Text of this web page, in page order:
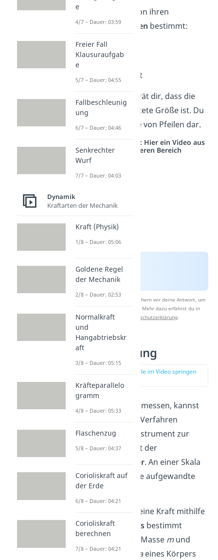
Eine Kraft wird von ihren
dreiEigenschaften bestimmt:
Betrag
Richtung
Angriffspunkt
Die Richtung verrät dir, dass die
Kraft eine gerichtete Größe ist. Du
stellst sie mithilfe von Pfeilen dar.
Studyflix vernetzt: Hier ein Video aus
einem anderen Bereich
Nach Beantwortung speichern wir deine Antwort, um
Studyflix zu verbessern. Mehr dazu erfährst du in
unserer
Datenschutzerklärung.
Kraftmessung
zur Stelle im Video springen
Um eine Kraft zu messen, kannst
du verschiedene Verfahren
anwenden. Ein Instrument zur
Messung Kraft ist der
Federkraftmesser. An einer Skala
kannst du hier die aufgewandte
Kraft ablesen.
Außerdem kann eine Kraft mithilfe
desKraftgesetzesbestimmt
werden. Sind die Masse mund
Beschleunigung
aeines Körpers
e
4/7 – Dauer: 03:59
Freier Fall
Klausuraufgab
e
5/7 – Dauer: 04:55
Fallbeschleunig
ung
6/7 – Dauer: 04:46
Senkrechter
Wurf
7/7 – Dauer: 04:03
Dynamik
Kraftarten der Mechanik
Kraft (Physik)
1/8 – Dauer: 05:06
Goldene Regel
der Mechanik
2/8 – Dauer: 02:53
Normalkraft
und
Hangabtriebskr
aft
3/8 – Dauer: 05:15
Kräfteparallelo
gramm
4/8 – Dauer: 05:33
Flaschenzug
5/8 – Dauer: 04:37
Corioliskraft auf
der Erde
6/8 – Dauer: 04:21
Corioliskraft
berechnen
7/8 – Dauer: 04:21